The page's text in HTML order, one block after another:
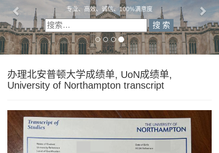
专业、高效、诚信、100%满意度
办理北安普顿大学成绩单, UoN成绩单,
University of Northampton transcript